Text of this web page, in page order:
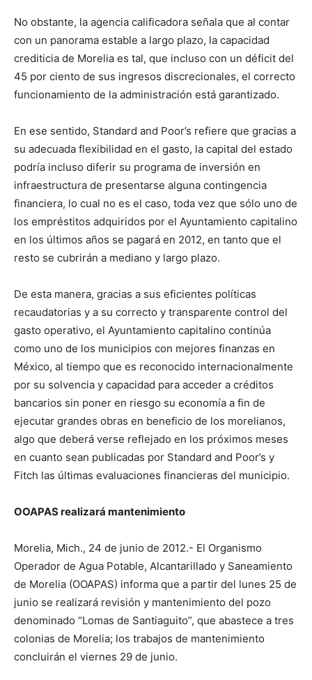
No obstante, la agencia calificadora señala que al contar
con un panorama estable a largo plazo, la capacidad
crediticia de Morelia es tal, que incluso con un déficit del
45 por ciento de sus ingresos discrecionales, el correcto
funcionamiento de la administración está garantizado.
En ese sentido, Standard and Poor’s refiere que gracias a
su adecuada flexibilidad en el gasto, la capital del estado
podría incluso diferir su programa de inversión en
infraestructura de presentarse alguna contingencia
financiera, lo cual no es el caso, toda vez que sólo uno de
los empréstitos adquiridos por el Ayuntamiento capitalino
en los últimos años se pagará en 2012, en tanto que el
resto se cubrirán a mediano y largo plazo.
De esta manera, gracias a sus eficientes políticas
recaudatorias y a su correcto y transparente control del
gasto operativo, el Ayuntamiento capitalino continúa
como uno de los municipios con mejores finanzas en
México, al tiempo que es reconocido internacionalmente
por su solvencia y capacidad para acceder a créditos
bancarios sin poner en riesgo su economía a fin de
ejecutar grandes obras en beneficio de los morelianos,
algo que deberá verse reflejado en los próximos meses
en cuanto sean publicadas por Standard and Poor’s y
Fitch las últimas evaluaciones financieras del municipio.
OOAPAS realizará mantenimiento
Morelia, Mich., 24 de junio de 2012.- El Organismo
Operador de Agua Potable, Alcantarillado y Saneamiento
de Morelia (OOAPAS) informa que a partir del lunes 25 de
junio se realizará revisión y mantenimiento del pozo
denominado “Lomas de Santiaguito”, que abastece a tres
colonias de Morelia; los trabajos de mantenimiento
concluirán el viernes 29 de junio.